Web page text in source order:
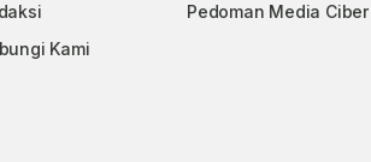
Pedoman Media Ciber
Kami